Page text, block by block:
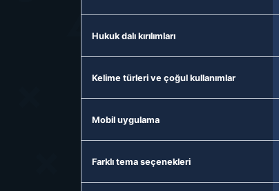
Hukuk dalı kırılımları
Kelime türleri ve çoğul kullanımlar
Mobil uygulama
Farklı tema seçenekleri